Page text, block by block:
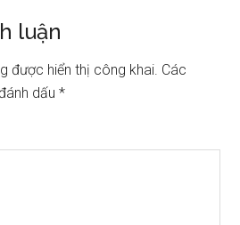
luận
được hiển thị công khai. Các
dấu*